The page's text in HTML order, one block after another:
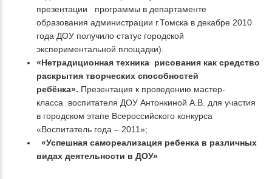
презентации программы в департаменте
образования администрации г.Томска в декабре 2010
года ДОУ получило статус городской
экспериментальной площадки).
«Нетрадиционная техника рисования как средство
раскрытия творческих способностей
ребёнка». Презентация к проведению мастер-
класса воспитателя ДОУ Антонкиной А.В. для участия
в городском этапе Всероссийского конкурса
«Воспитатель года – 2011»;
«Успешная самореализация ребенка в различных
видах деятельности в ДОУ»